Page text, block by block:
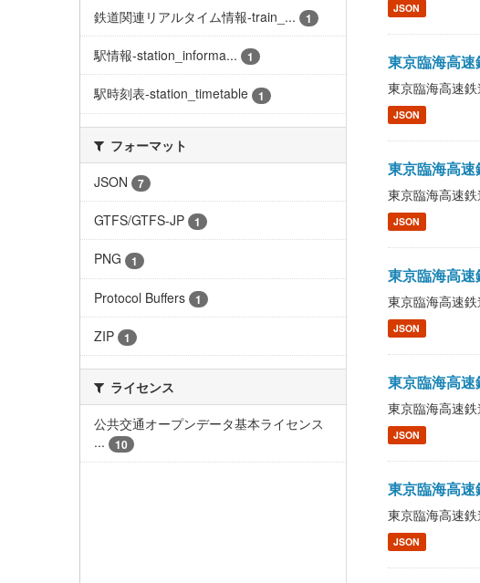
鉄道関連リアルタイム情報-train_... 1
駅情報-station_informa... 1
駅時刻表-station_timetable 1
フォーマット
JSON
7
GTFS/GTFS-JP 1
PNG 1
Protocol Buffers 1
ZIP 1
ライセンス
公共交通オープンデータ基本ライセンス
...
10
JSON
東京臨海高
東京臨海高速
JSON
東京臨海高
東京臨海高速
JSON
東京臨海高
東京臨海高速
JSON
東京臨海高
東京臨海高速
JSON
東京臨海高
東京臨海高速
JSON